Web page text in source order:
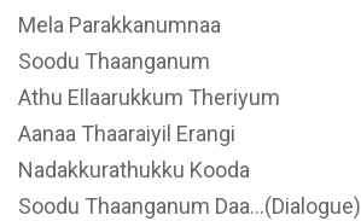
Mela Parakkanumnaa
Soodu Thaanganum
Athu Ellaarukkum Theriyum
Aanaa Thaaraiyil Erangi
Nadakkurathukku Kooda
Soodu Thaanganum Daa…(Dialogue)